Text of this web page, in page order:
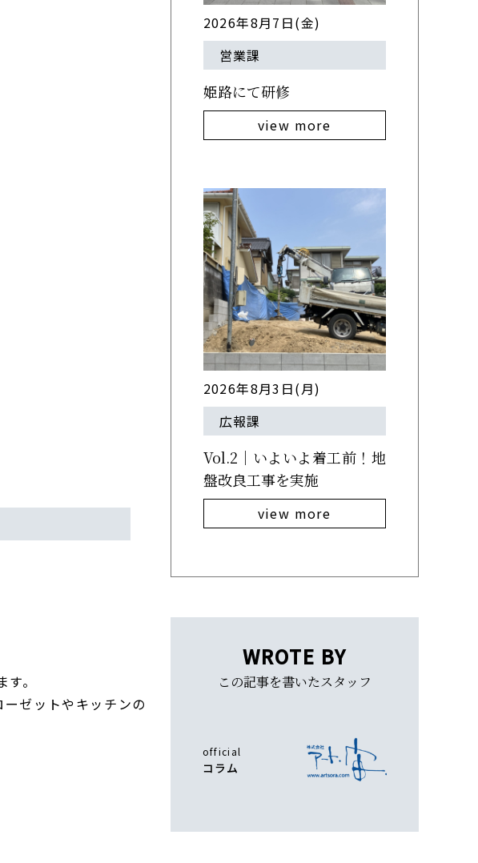
。
ゼットやキッチンの
2026年8月7日(金)
営業課
姫路にて研修
view more
2026年8月3日(月)
広報課
Vol.2｜いよいよ着工前！地
盤改良工事を実施
view more
WROTE BY
この記事を書いたスタッフ
official
コラム